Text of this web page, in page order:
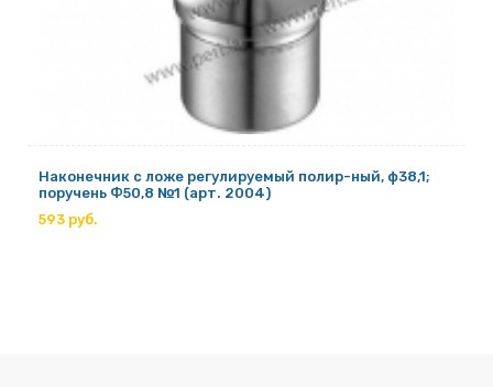
Наконечник с ложе регулируемый полир-ный, ф38,1;
поручень Ф50,8 №1 (арт. 2004)
593 руб.